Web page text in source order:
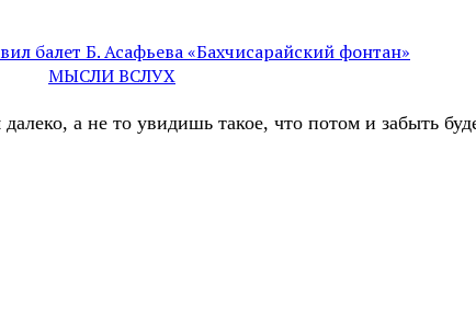
балет Б. Асафьева «Бахчисарайский фонтан»
МЫСЛИ ВСЛУХ
а не то увидишь такое, что потом и забыть